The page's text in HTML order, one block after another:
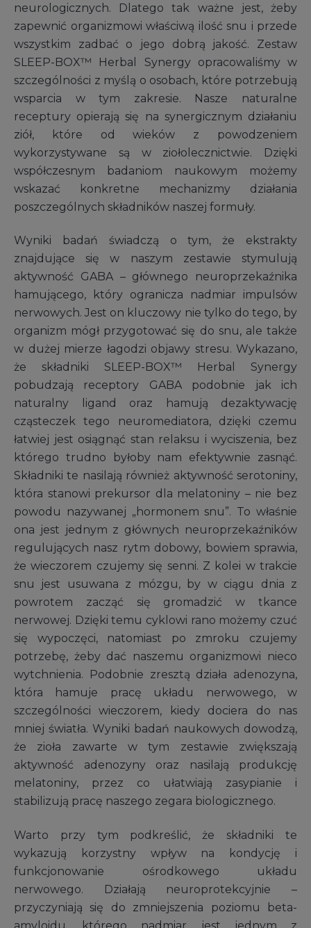
neurologicznych. Dlatego tak ważne jest, żeby
zapewnić organizmowi właściwą ilość snu i przede
wszystkim zadbać o jego dobrą jakość. Zestaw
SLEEP-BOX™ Herbal Synergy opracowaliśmy w
szczególności z myślą o osobach, które potrzebują
wsparcia w tym zakresie. Nasze naturalne
receptury opierają się na synergicznym działaniu
ziół, które od wieków z powodzeniem
wykorzystywane są w ziołolecznictwie. Dzięki
współczesnym badaniom naukowym możemy
wskazać konkretne mechanizmy działania
poszczególnych składników naszej formuły.
Wyniki badań świadczą o tym, że ekstrakty
znajdujące się w naszym zestawie stymulują
aktywność GABA – głównego neuroprzekaźnika
hamującego, który ogranicza nadmiar impulsów
nerwowych. Jest on kluczowy nie tylko do tego, by
organizm mógł przygotować się do snu, ale także
w dużej mierze łagodzi objawy stresu. Wykazano,
że składniki SLEEP-BOX™ Herbal Synergy
pobudzają receptory GABA podobnie jak ich
naturalny ligand oraz hamują dezaktywację
cząsteczek tego neuromediatora, dzięki czemu
łatwiej jest osiągnąć stan relaksu i wyciszenia, bez
którego trudno byłoby nam efektywnie zasnąć.
Składniki te nasilają również aktywność serotoniny,
która stanowi prekursor dla melatoniny – nie bez
powodu nazywanej „hormonem snu”. To właśnie
ona jest jednym z głównych neuroprzekaźników
regulujących nasz rytm dobowy, bowiem sprawia,
że wieczorem czujemy się senni. Z kolei w trakcie
snu jest usuwana z mózgu, by w ciągu dnia z
powrotem zacząć się gromadzić w tkance
nerwowej. Dzięki temu cyklowi rano możemy czuć
się wypoczęci, natomiast po zmroku czujemy
potrzebę, żeby dać naszemu organizmowi nieco
wytchnienia. Podobnie zresztą działa adenozyna,
która hamuje pracę układu nerwowego, w
szczególności wieczorem, kiedy dociera do nas
mniej światła. Wyniki badań naukowych dowodzą,
że zioła zawarte w tym zestawie zwiększają
aktywność adenozyny oraz nasilają produkcję
melatoniny, przez co ułatwiają zasypianie i
stabilizują pracę naszego zegara biologicznego.
Warto przy tym podkreślić, że składniki te
wykazują korzystny wpływ na kondycję i
funkcjonowanie ośrodkowego układu
nerwowego. Działają neuroprotekcyjnie –
przyczyniają się do zmniejszenia poziomu beta-